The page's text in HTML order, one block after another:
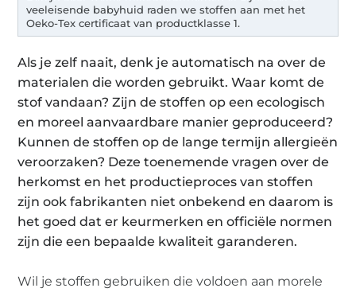
veeleisende babyhuid raden we stoffen aan met het
Oeko-Tex certificaat van productklasse 1.
Als je zelf naait, denk je automatisch na over de
materialen die worden gebruikt. Waar komt de
stof vandaan? Zijn de stoffen op een ecologisch
en moreel aanvaardbare manier geproduceerd?
Kunnen de stoffen op de lange termijn allergieën
veroorzaken? Deze toenemende vragen over de
herkomst en het productieproces van stoffen
zijn ook fabrikanten niet onbekend en daarom is
het goed dat er keurmerken en officiële normen
zijn die een bepaalde kwaliteit garanderen.
Wil je stoffen gebruiken die voldoen aan morele